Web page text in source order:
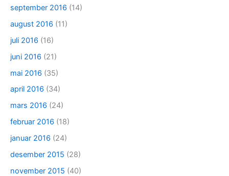
september 2016 (14)
august 2016 (11)
juli 2016 (16)
juni 2016 (21)
mai 2016 (35)
april 2016 (34)
mars 2016 (24)
februar 2016 (18)
januar 2016 (24)
desember 2015 (28)
november 2015 (40)